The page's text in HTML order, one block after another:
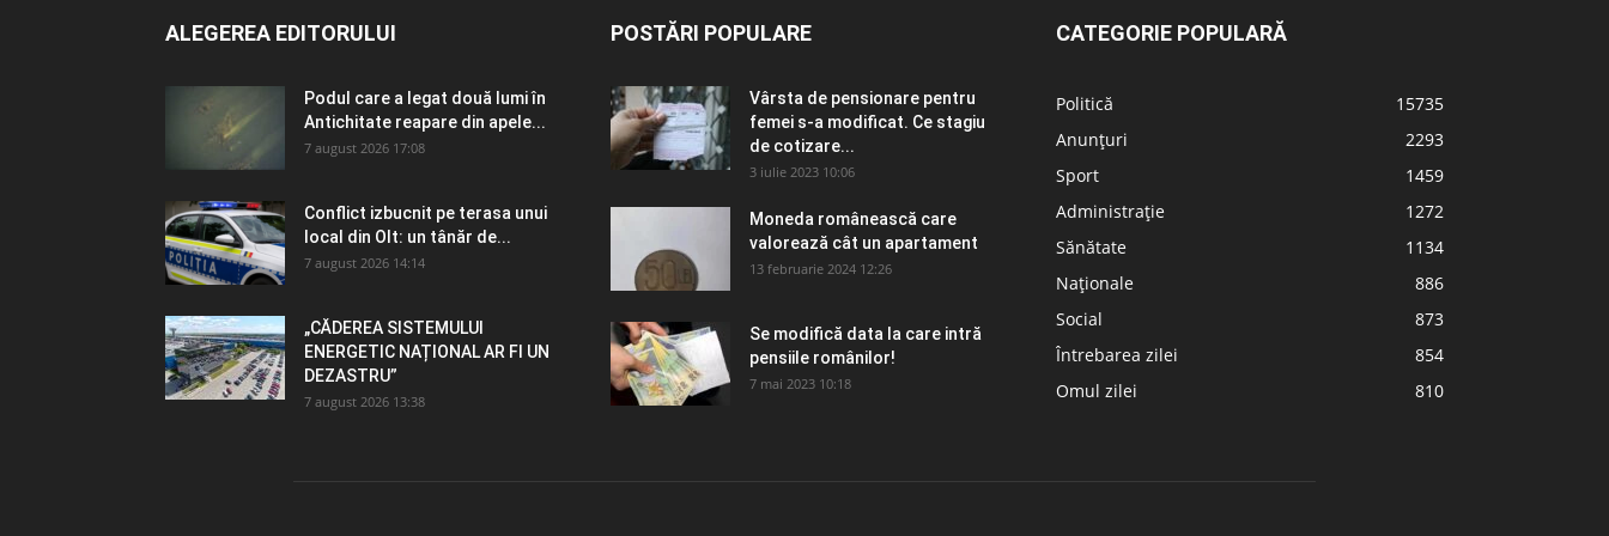
ALEGEREA EDITORULUI
Podul care a legat două lumi în
Antichitate reapare din apele...
7 august 2026 17:08
Conflict izbucnit pe terasa unui
local din Olt: un tânăr de...
7 august 2026 14:14
„CĂDEREA SISTEMULUI
ENERGETIC NAȚIONAL AR FI UN
DEZASTRU”
7 august 2026 13:38
POSTĂRI POPULARE
Vârsta de pensionare pentru
femei s-a modificat. Ce stagiu
de cotizare...
3 iulie 2023 10:06
Moneda românească care
valorează cât un apartament
13 februarie 2024 12:26
Se modifică data la care intră
pensiile românilor!
7 mai 2023 10:18
CATEGORIE POPULARĂ
Politică
15735
Anunțuri
2293
Sport
1459
Administrație
1272
Sănătate
1134
Naționale
886
Social
873
Întrebarea zilei
854
Omul zilei
810